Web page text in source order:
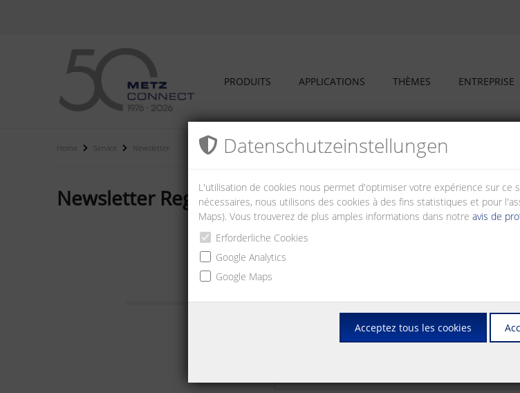
PRODUITS APPLICATIONS THÈMES ENTREPRISE
Home Service Newsletter
Newsletter Registration
E-Mail:
Datenschutz­einstellungen
L'utilisation de cookies nous permet d'optimiser votre expérience sur ce
nécessaires, nous utilisons des cookies à des fins statistiques et pour
Maps). Vous trouverez de plus amples informations dans notre avis de
Erforderliche Cookies
Google Analytics
Google Maps
Acceptez tous les cookies